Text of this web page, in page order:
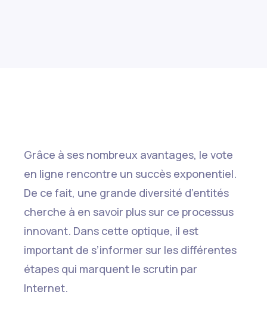
Grâce à ses nombreux avantages, le vote
en ligne rencontre un succès exponentiel.
De ce fait, une grande diversité d’entités
cherche à en savoir plus sur ce processus
innovant. Dans cette optique, il est
important de s’informer sur les différentes
étapes qui marquent le scrutin par
Internet.